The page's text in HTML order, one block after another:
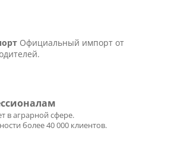
Официальный импорт от